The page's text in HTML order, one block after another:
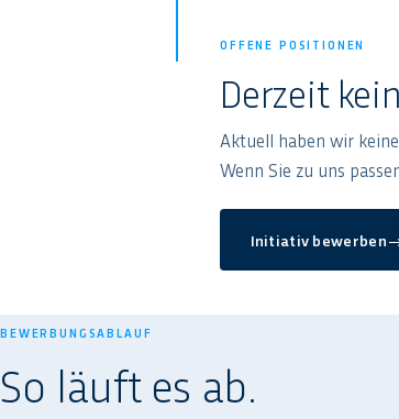
OFFENE POSITIONEN
Derzeit
Aktuell haben wir
Wenn Sie zu uns
Initiativ bewerben
BEWERBUNGSABLAUF
So läuft es ab.